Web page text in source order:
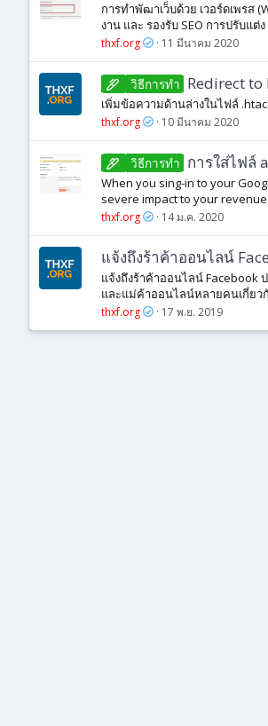
การทำพัฒาเว็บด้วย เวอร์ดเพรส
งาน และ รองรับ SEO การปรับแต่
thxf.org 11 มีนาคม 2020
วิธีการทํา Redirect to
เพิ่มข้อความด้านล่างในไฟล์
thxf.org 10 มีนาคม 2020
วิธีการทํา การใส่ไฟล์
When you sing-in to your
severe impact to your
thxf.org 14 ม.ค. 2020
แจ้งถึงร้าค้าออนไลน์
แจ้งถึงร้าค้าออนไลน์ Facebook
และแม่ค้าออนไลน์หลายคนเกี่ยว
thxf.org 17 พ.ย. 2019